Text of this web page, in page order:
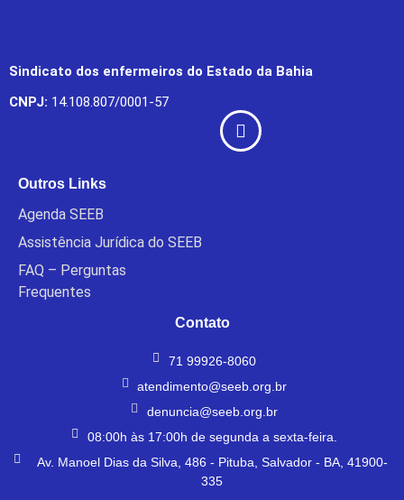
Sindicato dos enfermeiros do Estado da Bahia
CNPJ: 14.108.807/0001-57
Outros Links
Agenda SEEB
Assistência Jurídica do SEEB
FAQ – Perguntas
Frequentes
Contato
71 99926-8060
atendimento@seeb.org.br
denuncia@seeb.org.br
08:00h às 17:00h de segunda a sexta-feira.
Av. Manoel Dias da Silva, 486 - Pituba, Salvador - BA, 41900-
335